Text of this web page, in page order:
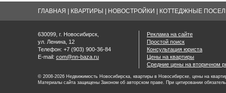
ГЛАВНАЯ КВАРТИРЫ НОВОСТРОЙКИ КОТТЕДЖНЫЕ
630099, г. Новосибирск,
ул. Ленина, 12
Телефон: +7 (903) 900-36-84
E-mail: com@nn-baza.ru
Реклама на сайте
Простой поиск
Консультация юриста
Цены на квартиры
Средние цены на вторичном
© 2008-2026 Недвижимость Новосибирска, квартиры в Новосибирске, цены на
Материалы сайта защищены Законом об авторском праве. При цитировании